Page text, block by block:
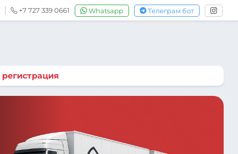
+7 727 339 0661 Whatsapp Телеграм бот
регистрация